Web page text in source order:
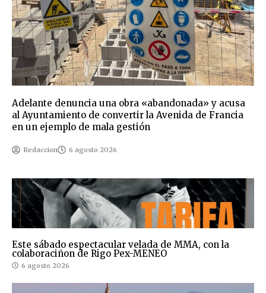
Adelante denuncia una obra «abandonada» y acusa
al Ayuntamiento de convertir la Avenida de Francia
en un ejemplo de mala gestión
Redaccion 6 agosto 2026
Este sábado espectacular velada de MMA, con la
colaboraciñon de Rigo Pex-MENEO
6 agosto 2026